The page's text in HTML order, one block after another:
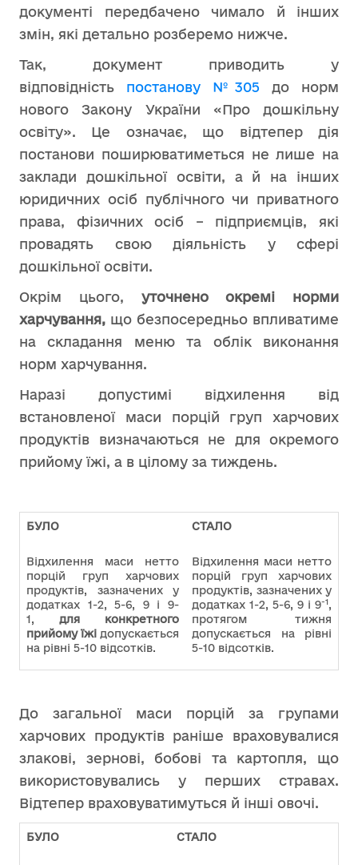
документі передбачено чимало й інших
змін, які детально розберемо нижче.
Так, документ приводить у
відповідність постанову №305 до норм
нового Закону України «Про дошкільну
освіту». Це означає, що відтепер дія
постанови поширюватиметься не лише на
заклади дошкільної освіти, а й на інших
юридичних осіб публічного чи приватного
права, фізичних осіб – підприємців, які
провадять свою діяльність у сфері
дошкільної освіти.
Окрім цього, уточнено окремі норми
харчування, що безпосередньо впливатиме
на складання меню та облік виконання
норм харчування.
Наразі допустимі відхилення від
встановленої маси порцій груп харчових
продуктів визначаються не для окремого
прийому їжі, а в цілому за тиждень.
БУЛО СТАЛО
Відхилення маси нетто
порцій груп харчових
продуктів, зазначених у
додатках 1-2, 5-6, 9 і 9-
1, для конкретного
прийому їжі допускається
на рівні 5-10 відсотків.
Відхилення маси нетто
порцій груп харчових
продуктів, зазначених у
додатках 1-2, 5-6, 9 і 9-1,
протягом тижня
допускається на рівні
5-10 відсотків.
До загальної маси порцій за групами
харчових продуктів раніше враховувалися
злакові, зернові, бобові та картопля, що
використовувались у перших стравах.
Відтепер враховуватимуться й інші овочі.
БУЛО СТАЛО